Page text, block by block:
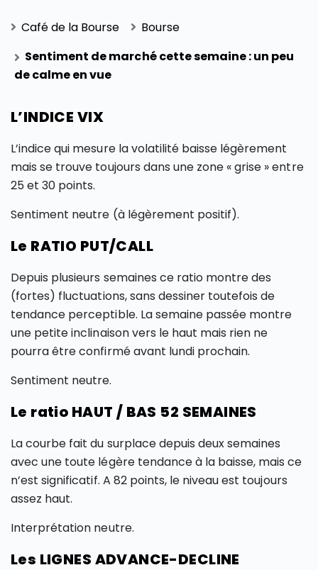
Café de la Bourse
Bourse
Sentiment de marché cette semaine : un peu
de calme en vue
L’INDICE VIX
L’indice qui mesure la volatilité baisse légèrement
mais se trouve toujours dans une zone « grise » entre
25 et 30 points.
Sentiment neutre (à légèrement positif).
Le RATIO PUT/CALL
Depuis plusieurs semaines ce ratio montre des
(fortes) fluctuations, sans dessiner toutefois de
tendance perceptible. La semaine passée montre
une petite inclinaison vers le haut mais rien ne
pourra être confirmé avant lundi prochain.
Sentiment neutre.
Le ratio HAUT / BAS 52 SEMAINES
La courbe fait du surplace depuis deux semaines
avec une toute légère tendance à la baisse, mais ce
n’est significatif. A 82 points, le niveau est toujours
assez haut.
Interprétation neutre.
Les LIGNES ADVANCE-DECLINE